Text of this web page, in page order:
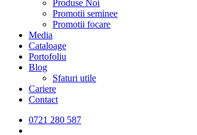
Produse Noi
Promotii seminee
Promotii focare
Media
Cataloage
Portofoliu
Blog
Sfaturi utile
Cariere
Contact
0721 280 587